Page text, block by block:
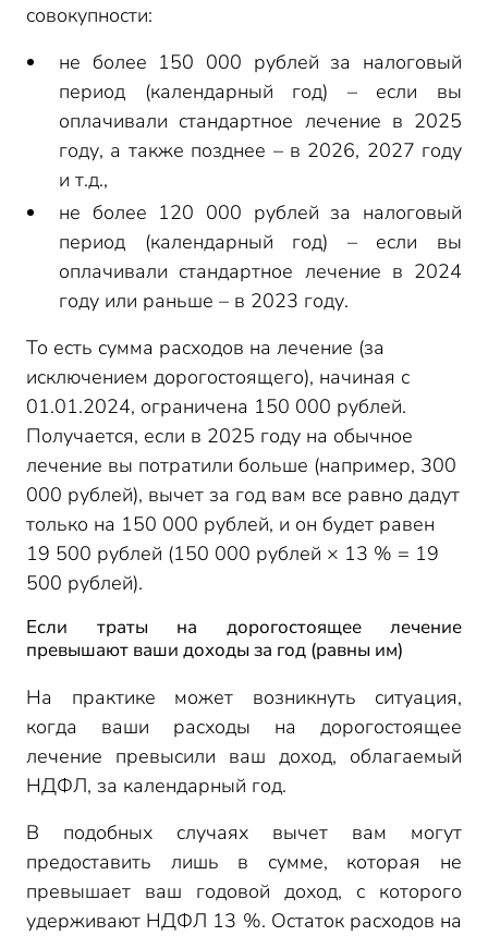
совокупности:
не более 150 000 рублей за налоговый
период (календарный год) – если вы
оплачивали стандартное лечение в 2025
году, а также позднее – в 2026, 2027 году
и т.д.,
не более 120 000 рублей за налоговый
период (календарный год) – если вы
оплачивали стандартное лечение в 2024
году или раньше – в 2023 году.
То есть сумма расходов на лечение (за
исключением дорогостоящего), начиная с
01.01.2024, ограничена 150 000 рублей.
Получается, если в 2025 году на обычное
лечение вы потратили больше (например, 300
000 рублей), вычет за год вам все равно дадут
только на 150 000 рублей, и он будет равен
19 500 рублей (150 000 рублей × 13 % = 19
500 рублей).
Если траты на дорогостоящее лечение
превышают ваши доходы за год (равны им)
На практике может возникнуть ситуация,
когда ваши расходы на дорогостоящее
лечение превысили ваш доход, облагаемый
НДФЛ, за календарный год.
В подобных случаях вычет вам могут
предоставить лишь в сумме, которая не
превышает ваш годовой доход, с которого
удерживают НДФЛ 13 %. Остаток расходов на